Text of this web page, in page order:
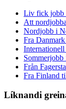
Liv fick jobb
Att
Nordjobb i
Fra
Från
Fra Finland
Líknandi